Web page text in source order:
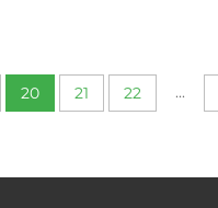
20 21 22 ...